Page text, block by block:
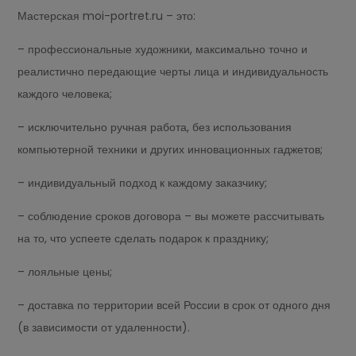
Мастерская moi-portret.ru – это:
– профессиональные художники, максимально точно и
реалистично передающие черты лица и индивидуальность
каждого человека;
– исключительно ручная работа, без использования
компьютерной техники и других инновационных гаджетов;
– индивидуальный подход к каждому заказчику;
– соблюдение сроков договора – вы можете рассчитывать
на то, что успеете сделать подарок к празднику;
– лояльные цены;
– доставка по территории всей России в срок от одного дня
(в зависимости от удаленности).